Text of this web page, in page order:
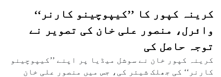
کرینہ کپور کا ’’کیپوچینو کارنر‘‘
وائرل، منصور علی خان کی تصویر نے
توجہ حاصل کی
کرینہ کپور خان نے سوشل میڈیا پر اپنے ’’کیپوچینو
کارنر‘‘ کی جھلک شیئر کی، جس میں منصور علی خان